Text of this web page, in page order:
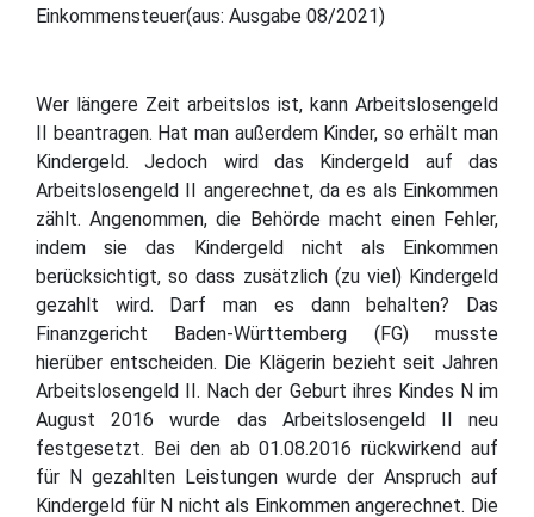
Einkommensteuer(aus: Ausgabe 08/2021)
Wer längere Zeit arbeitslos ist, kann Arbeitslosengeld
II beantragen. Hat man außerdem Kinder, so erhält man
Kindergeld. Jedoch wird das Kindergeld auf das
Arbeitslosengeld II angerechnet, da es als Einkommen
zählt. Angenommen, die Behörde macht einen Fehler,
indem sie das Kindergeld nicht als Einkommen
berücksichtigt, so dass zusätzlich (zu viel) Kindergeld
gezahlt wird. Darf man es dann behalten? Das
Finanzgericht Baden-Württemberg (FG) musste
hierüber entscheiden. Die Klägerin bezieht seit Jahren
Arbeitslosengeld II. Nach der Geburt ihres Kindes N im
August 2016 wurde das Arbeitslosengeld II neu
festgesetzt. Bei den ab 01.08.2016 rückwirkend auf
für N gezahlten Leistungen wurde der Anspruch auf
Kindergeld für N nicht als Einkommen angerechnet. Die